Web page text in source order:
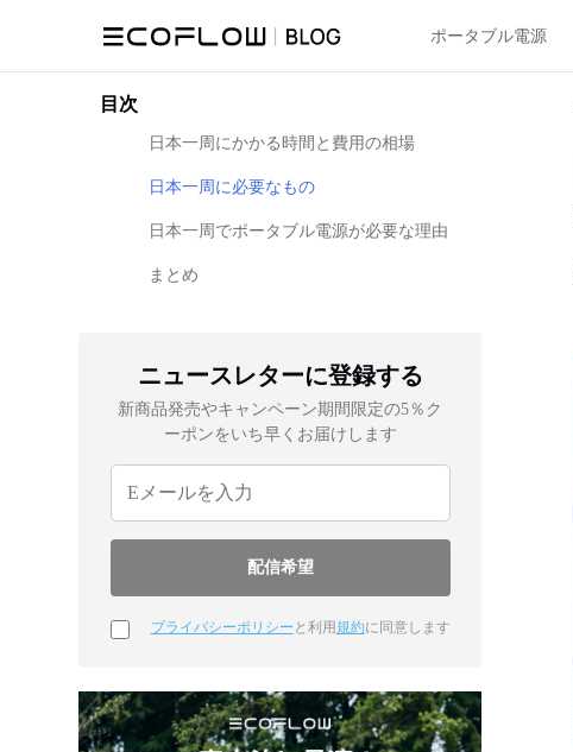
ポータブル電源
目次
日本一周にかかる時間と費用の相場
日本一周に必要なもの
日本一周でポータブル電源が必要な理由
まとめ
ニュースレターに登録する
新商品発売やキャンペーン期間限定の5％ク
ーポンをいち早くお届けします
プライバシーポリシー と利用規約に同意します